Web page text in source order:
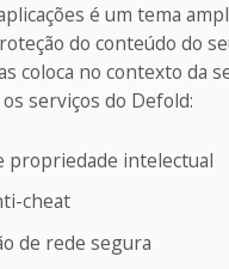
é um tema
do conteúdo do
coloca no contexto da
serviços do Defold:
propriedade intelectual
cheat
de rede segura